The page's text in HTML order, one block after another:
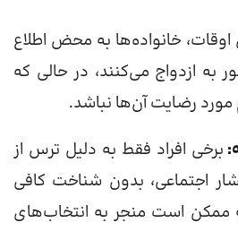
خانواده‌ها به محض اطلاع
به ازدواج می‌کنند، در حالی که
رضایت آن‌ها نباشد.
برخی افراد فقط به دلیل ترس از
اجتماعی، بدون شناخت کافی
ممکن است منجر به انتخاب‌های